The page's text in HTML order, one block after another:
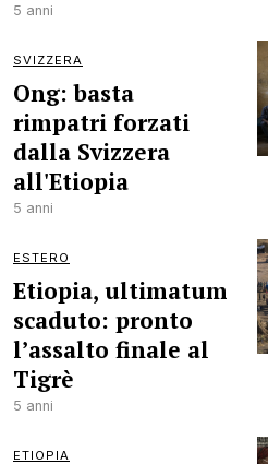
5 anni
SVIZZERA
Ong: basta
rimpatri forzati
dalla Svizzera
all'Etiopia
5 anni
ESTERO
Etiopia, ultimatum
scaduto: pronto
l’assalto finale al
Tigrè
5 anni
ETIOPIA